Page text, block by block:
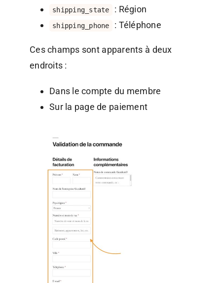
shipping_state : Région
shipping_phone : Téléphone
Ces champs sont apparents à deux
endroits :
Dans le compte du membre
Sur la page de paiement